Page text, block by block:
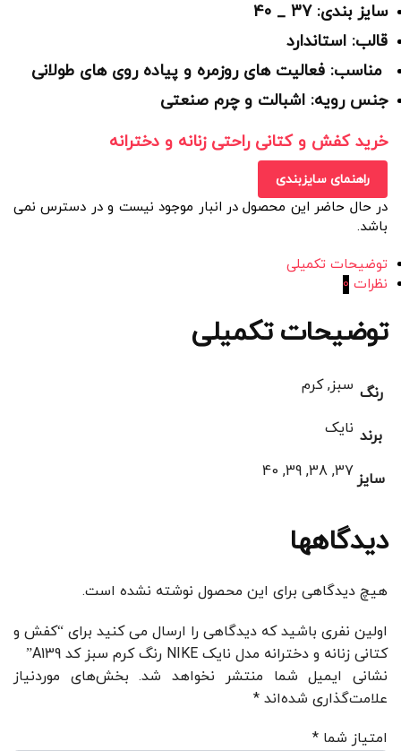
سایز بندی: 37 _ 40
قالب: استاندارد
مناسب: فعالیت های روزمره و پیاده روی های طولانی
جنس رویه: اشبالت و چرم صنعتی
خرید کفش و کتانی راحتی زنانه و دخترانه
راهنمای سایزبندی
در حال حاضر این محصول در انبار موجود نیست و در دسترس نمی
باشد.
توضیحات تکمیلی
نظرات 0
توضیحات تکمیلی
رنگ سبز, کرم
برند نایک
سایز 37, 38, 39, 40
دیدگاهها
هیچ دیدگاهی برای این محصول نوشته نشده است.
اولین نفری باشید که دیدگاهی را ارسال می کنید برای “کفش و
کتانی زنانه و دخترانه مدل نایک NIKE رنگ کرم سبز کد A139”
نشانی ایمیل شما منتشر نخواهد شد. بخش‌های موردنیاز
علامت‌گذاری شده‌اند *
امتیاز شما *